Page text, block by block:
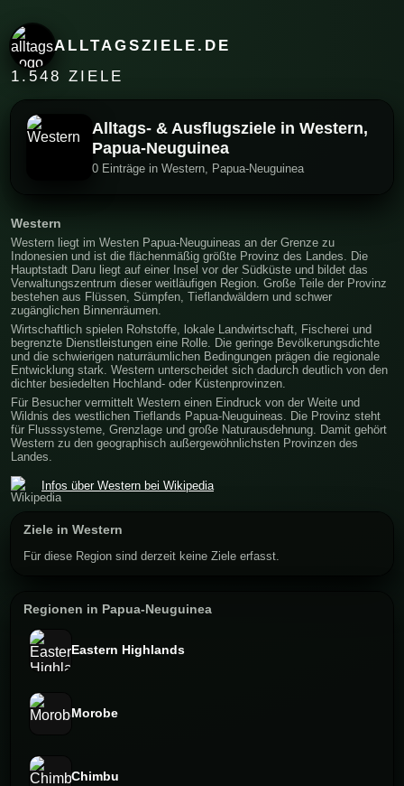
ALLTAGSZIELE.DE
1.548 ZIELE
Alltags- & Ausflugsziele in Western,
Papua-Neuguinea
0 Einträge in Western, Papua-Neuguinea
Western
Western liegt im Westen Papua-Neuguineas an der Grenze zu
Indonesien und ist die flächenmäßig größte Provinz des Landes. Die
Hauptstadt Daru liegt auf einer Insel vor der Südküste und bildet das
Verwaltungszentrum dieser weitläufigen Region. Große Teile der Provinz
bestehen aus Flüssen, Sümpfen, Tieflandwäldern und schwer
zugänglichen Binnenräumen.
Wirtschaftlich spielen Rohstoffe, lokale Landwirtschaft, Fischerei und
begrenzte Dienstleistungen eine Rolle. Die geringe Bevölkerungsdichte
und die schwierigen naturräumlichen Bedingungen prägen die regionale
Entwicklung stark. Western unterscheidet sich dadurch deutlich von den
dichter besiedelten Hochland- oder Küstenprovinzen.
Für Besucher vermittelt Western einen Eindruck von der Weite und
Wildnis des westlichen Tieflands Papua-Neuguineas. Die Provinz steht
für Flusssysteme, Grenzlage und große Naturausdehnung. Damit gehört
Western zu den geographisch außergewöhnlichsten Provinzen des
Landes.
Infos über Western bei Wikipedia
Ziele in Western
Für diese Region sind derzeit keine Ziele erfasst.
Regionen in Papua-Neuguinea
Eastern Highlands
Morobe
Chimbu